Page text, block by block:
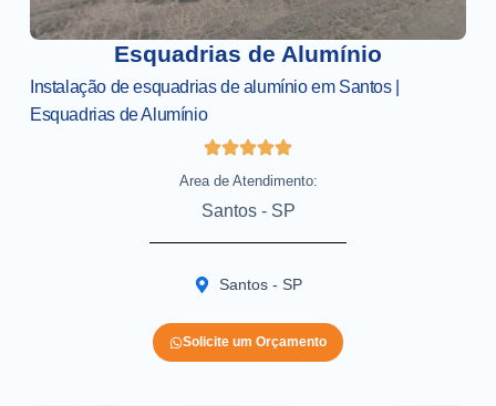
Esquadrias de Alumínio
Instalação de esquadrias de alumínio em Santos |
Esquadrias de Alumínio
Area de Atendimento:
Santos - SP
Santos - SP
Solicite um Orçamento